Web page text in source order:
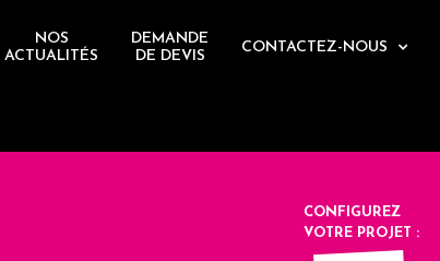
NOS
ACTUALITÉS
DEMANDE
DE DEVIS
CONTACTEZ-NOUS
CONFIGUREZ
VOTRE PROJET :